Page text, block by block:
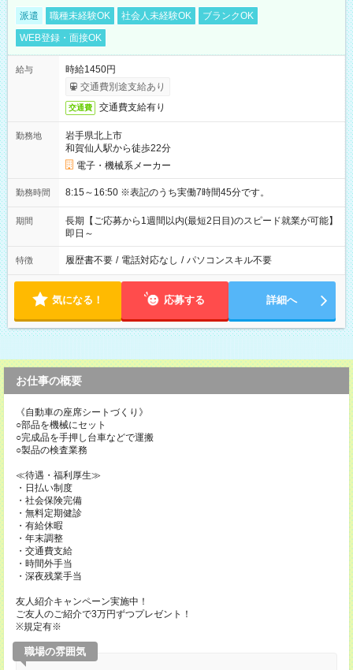
派遣 職種未経験OK 社会人未経験OK
ブランクOK
WEB登録・面接OK
給与
時給1450円
交通費別途支給あり
交通費 交通費支給有り
勤務地
岩手県北上市
和賀仙人駅から徒歩22分
電子・機械系メーカー
勤務時間 8:15～16:50 ※表記のうち実働7時間45分です。
期間
長期【ご応募から1週間以内(最短2日目)のスピード就業が可能】
即日～
特徴 履歴書不要 / 電話対応なし / パソコンスキル不要
気になる！ 応募する 詳細へ
お仕事の概要
《自動車の座席シートづくり》
○部品を機械にセット
○完成品を手押し台車などで運搬
○製品の検査業務
≪待遇・福利厚生≫
・日払い制度
・社会保険完備
・無料定期健診
・有給休暇
・年末調整
・交通費支給
・時間外手当
・深夜残業手当
友人紹介キャンペーン実施中！
ご友人のご紹介で3万円ずつプレゼント！
※規定有※
職場の雰囲気